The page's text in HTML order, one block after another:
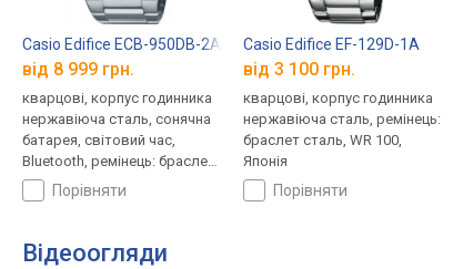
Casio Edifice ECB-950DB-2A
від 8 999 грн.
кварцові, корпус годинника
нержавіюча сталь, сонячна
батарея, світовий час,
Bluetooth, ремінець: браслет
сталь, WR 100, Японія
порівняти
Casio Edifice EF-129D-1A
від 3 100 грн.
кварцові, корпус годинника
нержавіюча сталь, ремінець:
браслет сталь, WR 100,
Японія
порівняти
Відеоогляди